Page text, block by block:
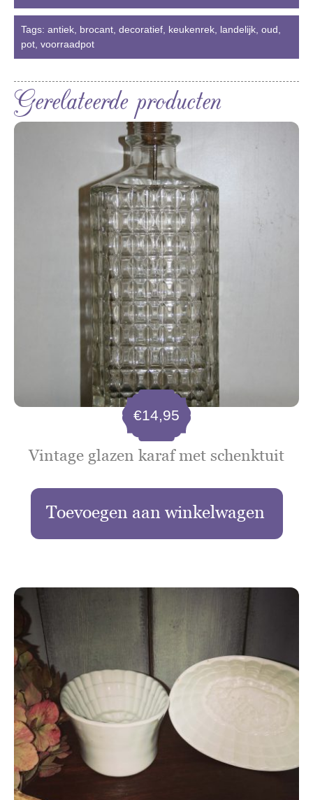
Tags: antiek brocant decoratief keukenrek landelijk oud
pot voorraadpot
Gerelateerde producten
Vintage glazen karaf met schenktuit
€14,95
Toevoegen aan winkelwagen